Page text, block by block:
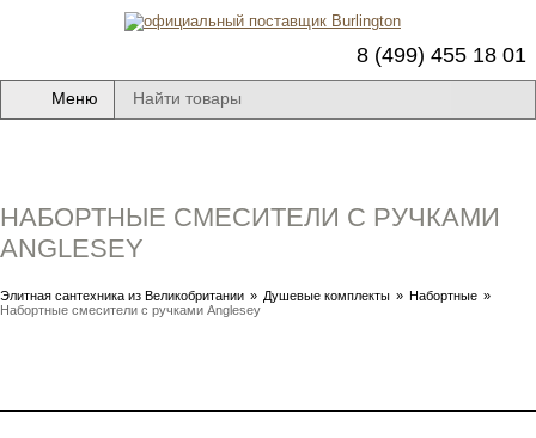
8 (499) 455 18 01
Меню
НАБОРТНЫЕ СМЕСИТЕЛИ С РУЧКАМИ
ANGLESEY
Элитная сантехника из Великобритании » Душевые комплекты » Набортные »
Набортные смесители с ручками Anglesey